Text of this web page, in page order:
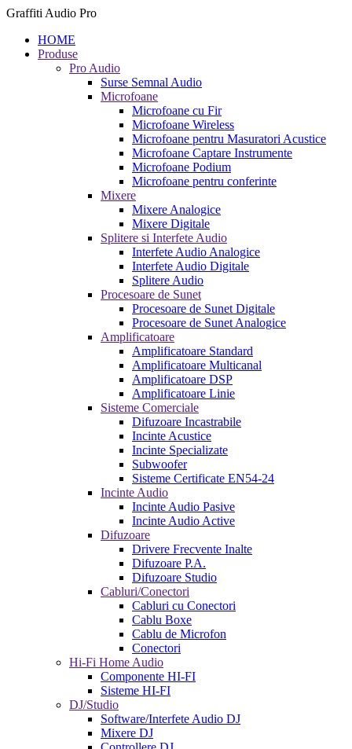
Graffiti Audio Pro
HOME
Produse
Pro Audio
Surse Semnal Audio
Microfoane
Microfoane cu Fir
Microfoane Wireless
Microfoane pentru Masuratori Acustice
Microfoane Captare Instrumente
Microfoane Podium
Microfoane pentru conferinte
Mixere
Mixere Analogice
Mixere Digitale
Splitere si Interfete Audio
Interfete Audio Analogice
Interfete Audio Digitale
Splitere Audio
Procesoare de Sunet
Procesoare de Sunet Digitale
Procesoare de Sunet Analogice
Amplificatoare
Amplificatoare Standard
Amplificatoare Multicanal
Amplificatoare DSP
Amplificatoare Linie
Sisteme Comerciale
Difuzoare Incastrabile
Incinte Acustice
Incinte Specializate
Subwoofer
Sisteme Certificate EN54-24
Incinte Audio
Incinte Audio Pasive
Incinte Audio Active
Difuzoare
Drivere Frecvente Inalte
Difuzoare P.A.
Difuzoare Studio
Cabluri/Conectori
Cabluri cu Conectori
Cablu Boxe
Cablu de Microfon
Conectori
Hi-Fi Home Audio
Componente HI-FI
Sisteme HI-FI
DJ/Studio
Software/Interfete Audio DJ
Mixere DJ